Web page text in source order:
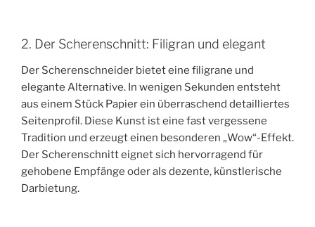
2. Der Scherenschnitt: Filigran und elegant
Der Scherenschneider bietet eine filigrane und
elegante Alternative. In wenigen Sekunden entsteht
aus einem Stück Papier ein überraschend detailliertes
Seitenprofil. Diese Kunst ist eine fast vergessene
Tradition und erzeugt einen besonderen „Wow“-Effekt.
Der Scherenschnitt eignet sich hervorragend für
gehobene Empfänge oder als dezente, künstlerische
Darbietung.